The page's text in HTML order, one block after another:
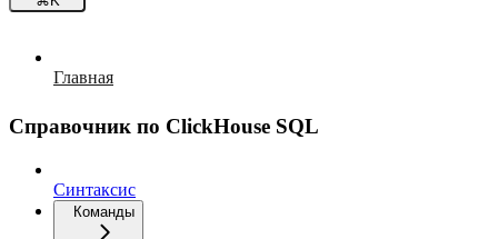
Главная
Справочник по ClickHouse SQL
Синтаксис
Команды